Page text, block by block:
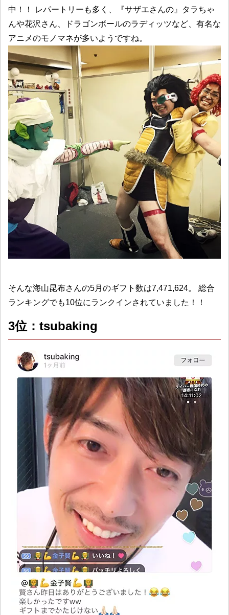
中！！ レパートリーも多く、『サザエさんの』タラちゃ
んや花沢さん、ドラゴンボールのラディッツなど、有名な
アニメのモノマネが多いようですね。
そんな海山昆布さんの5月のギフト数は7,471,624。 総合
ランキングでも10位にランクインされていました！！
3位：tsubaking